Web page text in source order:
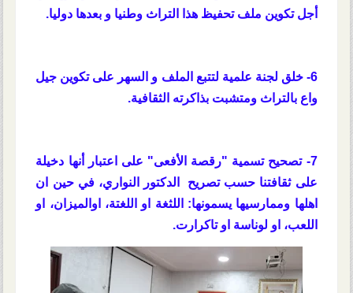
أجل تكوين ملف تحفيظ هذا التراث وطنيا و بعدها دوليا.
6- خلق لجنة علمية لتتبع الملف و السهر على تكوين جيل
واع بالتراث ومتشبت بذاكرته الثقافية.
7- تصحيح تسمية "رقصة الأفعى" على اعتبار أنها دخيلة
على ثقافتنا حسب تصريح الدكتور النواري، في حين ان
اهلها وممارسيها يسمونها: اللثغة او اللغتة، اوالميزان، او
اللعب، او لوناسة او تاكرارت.